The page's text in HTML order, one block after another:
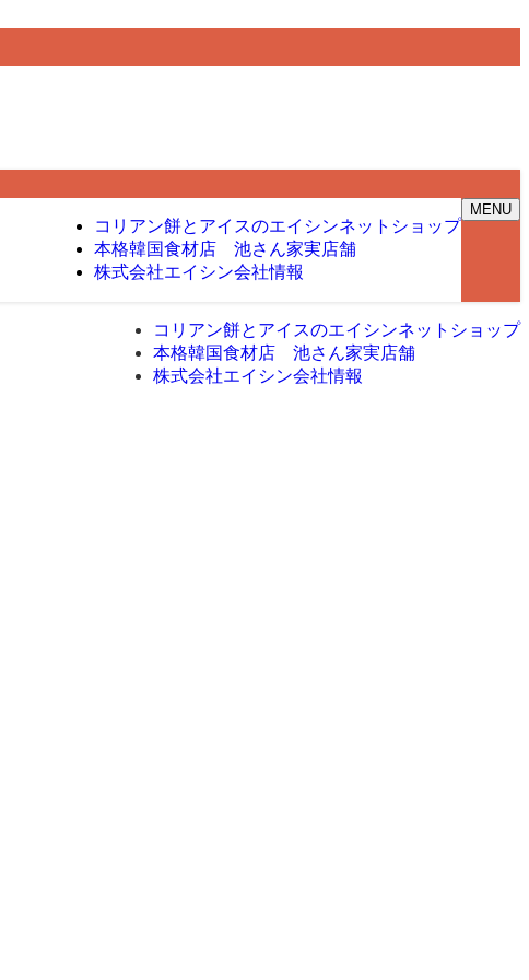
コリアン餅とアイスのエイシンネットショップ
本格韓国食材店 池さん家実店舗
株式会社エイシン会社情報
MENU
コリアン餅とアイスのエイシンネットショップ
本格韓国食材店 池さん家実店舗
株式会社エイシン会社情報